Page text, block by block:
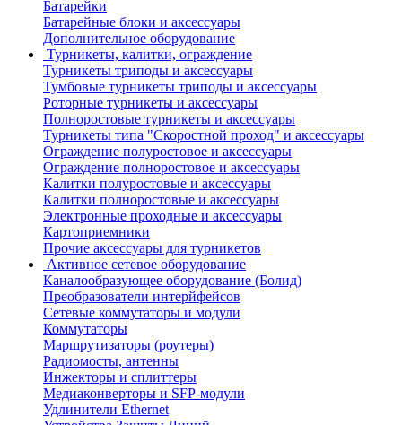
Батарейки
Батарейные блоки и аксессуары
Дополнительное оборудование
Турникеты, калитки, ограждение
Турникеты триподы и аксессуары
Тумбовые турникеты триподы и аксессуары
Роторные турникеты и аксессуары
Полноростовые турникеты и аксессуары
Турникеты типа "Скоростной проход" и аксессуары
Ограждение полуростовое и аксессуары
Ограждение полноростовое и аксессуары
Калитки полуростовые и аксессуары
Калитки полноростовые и аксессуары
Электронные проходные и аксессуары
Картоприемники
Прочие аксессуары для турникетов
Активное сетевое оборудование
Каналообразующее оборудование (Болид)
Преобразователи интерйфейсов
Сетевые коммутаторы и модули
Коммутаторы
Маршрутизаторы (роутеры)
Радиомосты, антенны
Инжекторы и сплиттеры
Медиаконверторы и SFP-модули
Удлинители Ethernet